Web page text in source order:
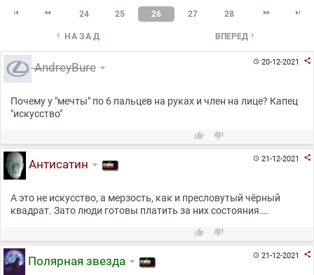
  24 25 26 27 28  
 НАЗАД ВПЕРЕД 
20-12-2021 
AndreyBure
Почему у "мечты" по 6 пальцев на руках и член на лице? Капец
"искусство"
 
21-12-2021 
Антисатин
А это не искусство, а мерзость, как и пресловутый чёрный
квадрат. Зато люди готовы платить за них состояния….
 
21-12-2021 
Полярная звезда